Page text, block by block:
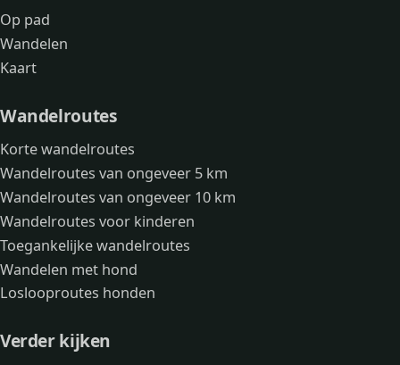
Op pad
Wandelen
Kaart
Wandelroutes
Korte wandelroutes
Wandelroutes van ongeveer 5 km
Wandelroutes van ongeveer 10 km
Wandelroutes voor kinderen
Toegankelijke wandelroutes
Wandelen met hond
Loslooproutes honden
Verder kijken